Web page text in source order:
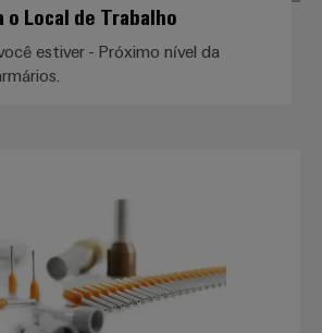
o Local de Trabalho
estiver - Próximo nível da